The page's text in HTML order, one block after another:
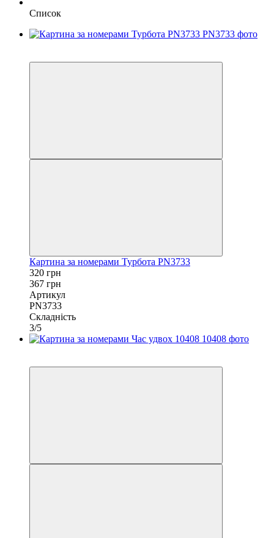
Список
Картина за номерами Турбота PN3733
320 грн
367 грн
Артикул
PN3733
Складність
3/5